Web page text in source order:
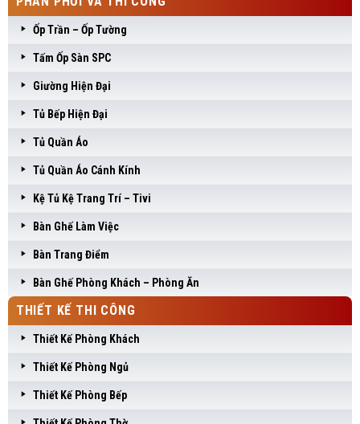
Ốp Trần – Ốp Tường
Tấm Ốp Sàn SPC
Giường Hiện Đại
Tủ Bếp Hiện Đại
Tủ Quần Áo
Tủ Quần Áo Cánh Kính
Kệ Tủ Kệ Trang Trí – Tivi
Bàn Ghế Làm Việc
Bàn Trang Điểm
Bàn Ghế Phòng Khách – Phòng Ăn
THIẾT KẾ THI CÔNG
Thiết Kế Phòng Khách
Thiết Kế Phòng Ngủ
Thiết Kế Phòng Bếp